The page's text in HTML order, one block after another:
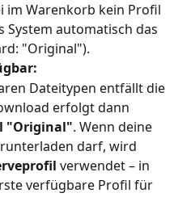
im Warenkorb kein Profil
System automatisch das
"Original").
Dateitypen entfällt die
erfolgt dann
"Original". Wenn deine
darf, wird
verwendet – in
verfügbare Profil für